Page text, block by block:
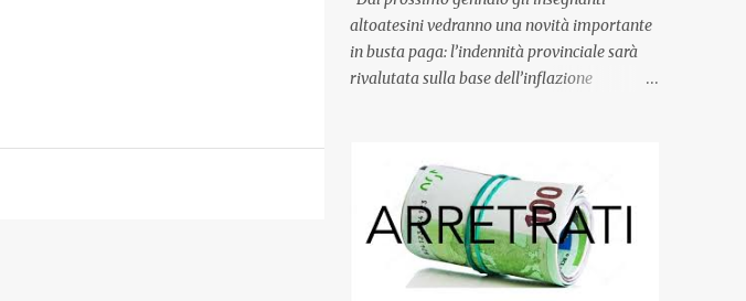
altoatesini vedranno una novità importante
in busta paga: l’indennità provinciale sarà
rivalutata sulla base dell’inflazione
un’anzianità compresa tra 9 e 20 anni
potranno raggiungere fino a 1.002 euro lordi
annui. Il nuovo contratto provinciale
introduce inoltre un congedo speciale
dedicato alle donne vittime di violenza di